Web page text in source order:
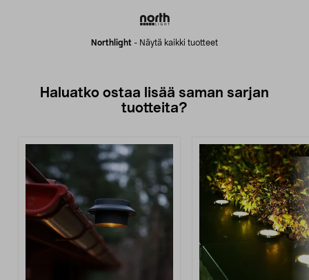
Northlight - Näytä kaikki tuotteet
Haluatko ostaa lisää saman sarjan
tuotteita?